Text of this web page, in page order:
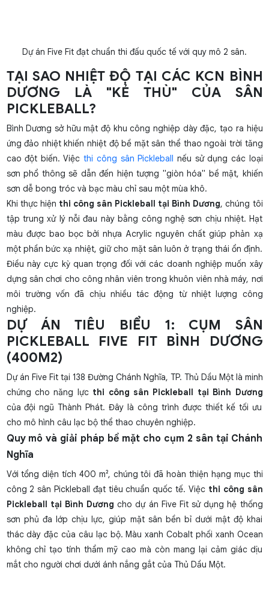
Dự án Five Fit đạt chuẩn thi đấu quốc tế với quy mô 2 sân.
TẠI SAO NHIỆT ĐỘ TẠI CÁC KCN BÌNH
DƯƠNG LÀ "KẺ THÙ" CỦA SÂN
PICKLEBALL?
Bình Dương sở hữu mật độ khu công nghiệp dày đặc, tạo ra hiệu
ứng đảo nhiệt khiến nhiệt độ bề mặt sân thể thao ngoài trời tăng
cao đột biến. Việcthi công sân Pickleball nếu sử dụng các loại
sơn phổ thông sẽ dẫn đến hiện tượng "giòn hóa" bề mặt, khiến
sơn dễ bong tróc và bạc màu chỉ sau một mùa khô.
Khi thực hiện thi công sân Pickleball tại Bình Dương, chúng tôi
tập trung xử lý nỗi đau này bằng công nghệ sơn chịu nhiệt. Hạt
màu được bao bọc bởi nhựa Acrylic nguyên chất giúp phản xạ
một phần bức xạ nhiệt, giữ cho mặt sân luôn ở trạng thái ổn định.
Điều này cực kỳ quan trọng đối với các doanh nghiệp muốn xây
dựng sân chơi cho công nhân viên trong khuôn viên nhà máy, nơi
môi trường vốn đã chịu nhiều tác động từ nhiệt lượng công
nghiệp.
DỰ ÁN TIÊU BIỂU 1: CỤM SÂN
PICKLEBALL FIVE FIT BÌNH DƯƠNG
(400M2)
Dự án Five Fit tại 138 Đường Chánh Nghĩa, TP. Thủ Dầu Một là minh
chứng cho năng lực thi công sân Pickleball tại Bình Dương
của đội ngũ Thành Phát. Đây là công trình được thiết kế tối ưu
cho mô hình câu lạc bộ thể thao chuyên nghiệp.
Quy mô và giải pháp bề mặt cho cụm 2 sân tại Chánh
Nghĩa
Với tổng diện tích 400 m², chúng tôi đã hoàn thiện hạng mục thi
công 2 sân Pickleball đạt tiêu chuẩn quốc tế. Việc thi công sân
Pickleball tại Bình Dương cho dự án Five Fit sử dụng hệ thống
sơn phủ đa lớp chịu lực, giúp mặt sân bền bỉ dưới mật độ khai
thác dày đặc của câu lạc bộ. Màu xanh Cobalt phối xanh Ocean
không chỉ tạo tính thẩm mỹ cao mà còn mang lại cảm giác dịu
mắt cho người chơi dưới ánh nắng gắt của Thủ Dầu Một.